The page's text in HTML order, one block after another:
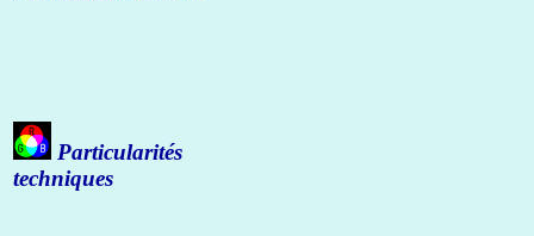
Particularités
techniques